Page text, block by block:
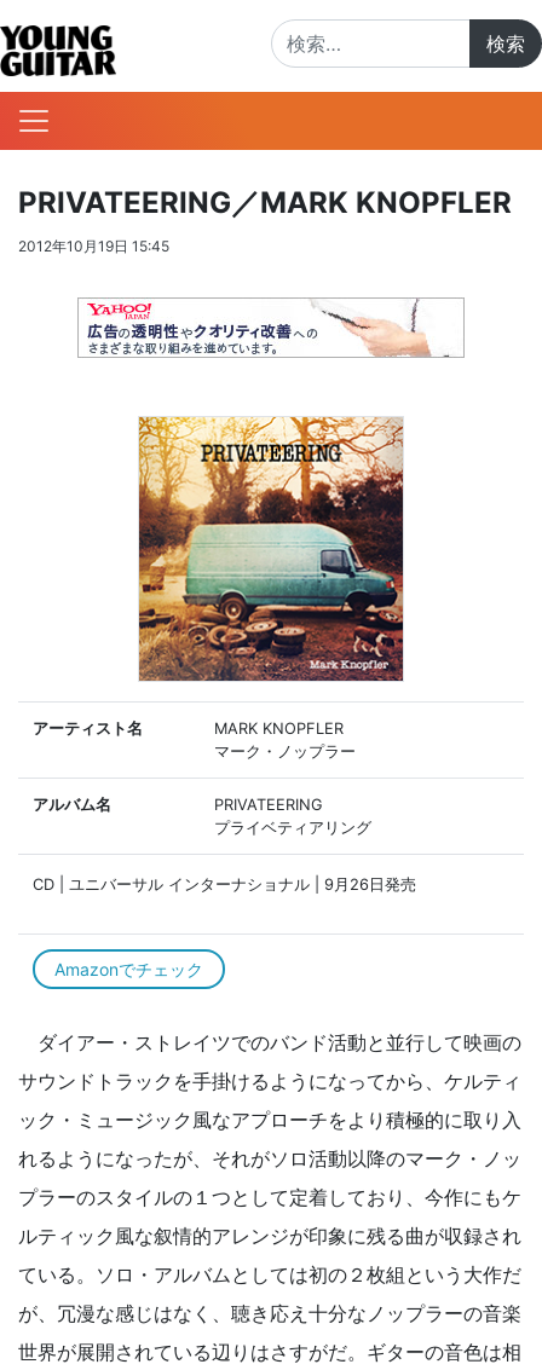
PRIVATEERING／MARK KNOPFLER
2012年10月19日 15:45
アーティスト名
MARK KNOPFLER
マーク・ノップラー
アルバム名
PRIVATEERING
プライベティアリング
CD | ユニバーサル インターナショナル | 9月26日発売
Amazonでチェック
ダイアー・ストレイツでのバンド活動と並行して映画の
サウンドトラックを手掛けるようになってから、ケルティ
ック・ミュージック風なアプローチをより積極的に取り入
れるようになったが、それがソロ活動以降のマーク・ノッ
プラーのスタイルの１つとして定着しており、今作にもケ
ルティック風な叙情的アレンジが印象に残る曲が収録され
ている。ソロ・アルバムとしては初の２枚組という大作だ
が、冗漫な感じはなく、聴き応え十分なノップラーの音楽
世界が展開されている辺りはさすがだ。ギターの音色は相